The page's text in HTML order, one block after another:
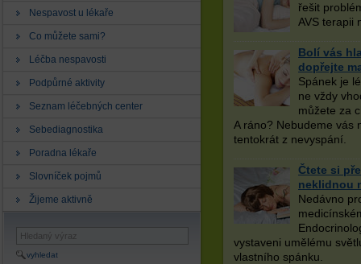
Nespavost u lékaře
Co můžete sami?
Léčba nespavosti
Podpůrné aktivity
Seznam léčebných center
Sebediagnostika
Poradna lékaře
Slovníček pojmů
Žijeme aktivně
vyhledat
řešit
AVS terapii
Bolí vás
dopřejte
Spánek je
ne vždy
můžete za
A ráno? Nebudeme vás
tentokrát z nevyspání.
Čtete si
neklidnou
Nedávno
vystaveni umělému
vlastního spánku.